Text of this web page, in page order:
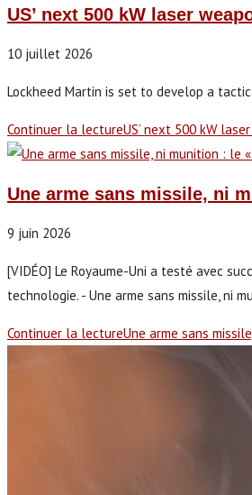
US’ next 500 kW laser
10 juillet 2026
Lockheed Martin is set to develop a
Continuer la lectureUS’ next 500 kW
Une arme sans missile, ni
9 juin 2026
[VIDÉO] Le Royaume-Uni a testé avec
technologie. - Une arme sans missile, ni
Continuer la lectureUne arme sans